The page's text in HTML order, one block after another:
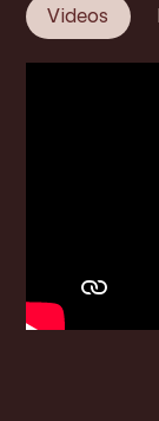
Videos